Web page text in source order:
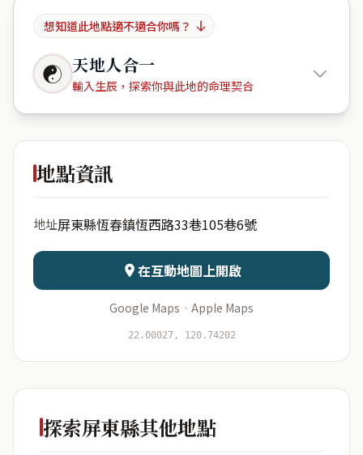
想知道此地點適不適合你嗎？
☯ 天地人合一
輸入生辰，探索你與此地的命理契合
Hair
日期 出生時辰
資料僅用於即時分析，不會儲存於伺服器
地點資訊
地址屏東縣恆春鎮恆西路33巷105巷6號
在互動地圖上開啟
Google Maps · Apple Maps
22.00027, 120.74202
探索屏東縣其他地點